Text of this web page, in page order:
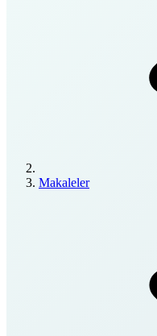
Makaleler